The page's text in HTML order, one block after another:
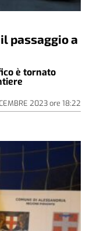
passaggio a
è tornato
2023ore 18:22